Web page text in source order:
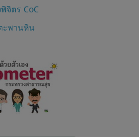
จิตร CoC
ะพานหิน